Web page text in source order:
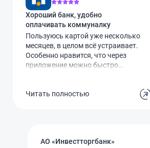
Хороший банк, удобно
оплачивать коммуналку
Пользуюсь картой уже несколько
месяцев, в целом всё устраивает.
Особенно нравится, что через
приложение можно быстро
вбивать всё заново. Ещё удобно,
платежи проходят без задержек.
Читать полностью
АО «Инвестторгбанк»